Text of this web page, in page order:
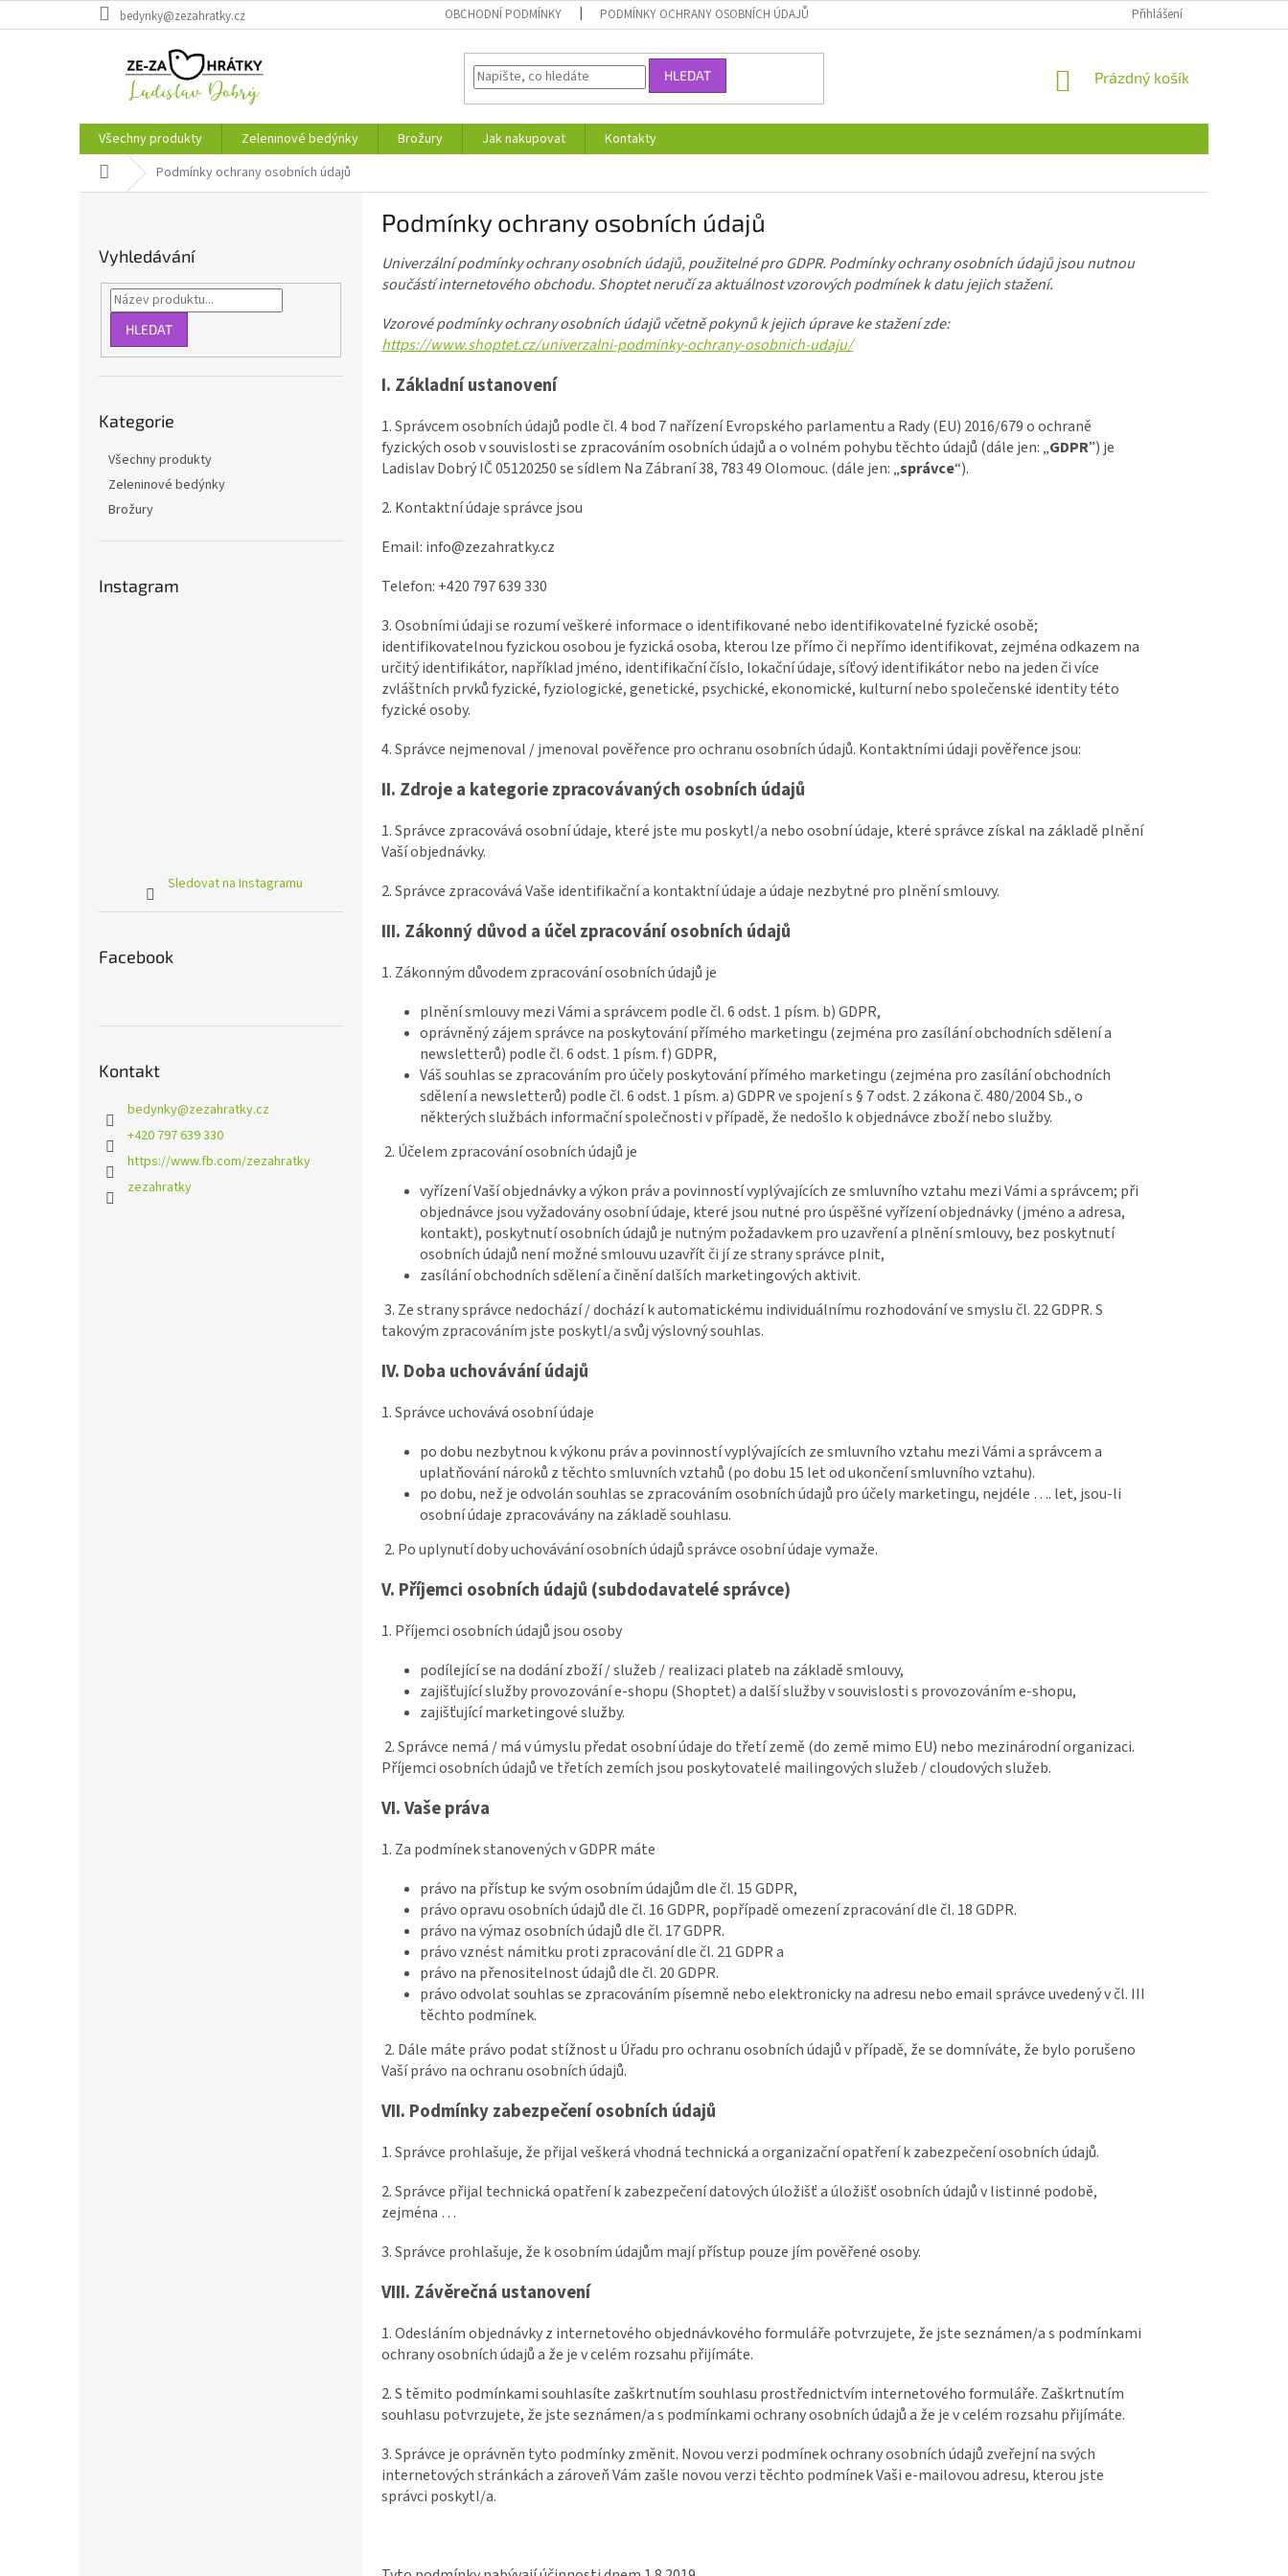
na
bedynky@zezahratky.cz OBCHODNÍ PODMÍNKY PODMÍNKY OCHRANY OSOBNÍCH ÚDAJŮ Přihlášení
HLEDAT
NÁKUPNÍ
Prázdný košík
Všechny produkty Zeleninové bedýnky Brožury Jak nakupovat
Kontakty
Domů Podmínky ochrany osobních údajů
Vyhledávání
HLEDAT
kategorie
Kategorie
Všechny produkty
Zeleninové bedýnky
Brožury
Instagram
Sledovat na Instagramu
Facebook
Kontakt
bedynky@zezahratky.cz
+420 797 639 330
https://www.fb.com/zezahratky
zezahratky
Podmínky ochrany osobních údajů
Univerzální podmínky ochrany osobních údajů, použitelné pro GDPR. Podmínky ochrany osobních údajů jsou nutnou
součástí internetového obchodu. Shoptet neručí za aktuálnost vzorových podmínek k datu jejich stažení.
Vzorové podmínky ochrany osobních údajů včetně pokynů k jejich úprave ke stažení zde:
https://www.shoptet.cz/univerzalni-podminky-ochrany-osobnich-udaju/
I. Základní ustanovení
1. Správcem osobních údajů podle čl. 4 bod 7 nařízení Evropského parlamentu a Rady (EU) 2016/679 o ochraně
fyzických osob v souvislosti se zpracováním osobních údajů a o volném pohybu těchto údajů (dále jen: „GDPR”) je
Ladislav Dobrý IČ 05120250 se sídlem Na Zábraní 38, 783 49 Olomouc. (dále jen: „správce“).
2. Kontaktní údaje správce jsou
Email: info@zezahratky.cz
Telefon: +420 797 639 330
3. Osobními údaji se rozumí veškeré informace o identifikované nebo identifikovatelné fyzické osobě;
identifikovatelnou fyzickou osobou je fyzická osoba, kterou lze přímo či nepřímo identifikovat, zejména odkazem na
určitý identifikátor, například jméno, identifikační číslo, lokační údaje, síťový identifikátor nebo na jeden či více
zvláštních prvků fyzické, fyziologické, genetické, psychické, ekonomické, kulturní nebo společenské identity této
fyzické osoby.
4. Správce nejmenoval / jmenoval pověřence pro ochranu osobních údajů. Kontaktními údaji pověřence jsou:
II. Zdroje a kategorie zpracovávaných osobních údajů
1. Správce zpracovává osobní údaje, které jste mu poskytl/a nebo osobní údaje, které správce získal na základě plnění
Vaší objednávky.
2. Správce zpracovává Vaše identifikační a kontaktní údaje a údaje nezbytné pro plnění smlouvy.
III. Zákonný důvod a účel zpracování osobních údajů
1. Zákonným důvodem zpracování osobních údajů je
plnění smlouvy mezi Vámi a správcem podle čl. 6 odst. 1 písm. b) GDPR,
oprávněný zájem správce na poskytování přímého marketingu (zejména pro zasílání obchodních sdělení a
newsletterů) podle čl. 6 odst. 1 písm. f) GDPR,
Váš souhlas se zpracováním pro účely poskytování přímého marketingu (zejména pro zasílání obchodních
sdělení a newsletterů) podle čl. 6 odst. 1 písm. a) GDPR ve spojení s § 7 odst. 2 zákona č. 480/2004 Sb., o
některých službách informační společnosti v případě, že nedošlo k objednávce zboží nebo služby.
2. Účelem zpracování osobních údajů je
vyřízení Vaší objednávky a výkon práv a povinností vyplývajících ze smluvního vztahu mezi Vámi a správcem; při
objednávce jsou vyžadovány osobní údaje, které jsou nutné pro úspěšné vyřízení objednávky (jméno a adresa,
kontakt), poskytnutí osobních údajů je nutným požadavkem pro uzavření a plnění smlouvy, bez poskytnutí
osobních údajů není možné smlouvu uzavřít či jí ze strany správce plnit,
zasílání obchodních sdělení a činění dalších marketingových aktivit.
3. Ze strany správce nedochází / dochází k automatickému individuálnímu rozhodování ve smyslu čl. 22 GDPR. S
takovým zpracováním jste poskytl/a svůj výslovný souhlas.
IV. Doba uchovávání údajů
1. Správce uchovává osobní údaje
po dobu nezbytnou k výkonu práv a povinností vyplývajících ze smluvního vztahu mezi Vámi a správcem a
uplatňování nároků z těchto smluvních vztahů (po dobu 15 let od ukončení smluvního vztahu).
po dobu, než je odvolán souhlas se zpracováním osobních údajů pro účely marketingu, nejdéle …. let, jsou-li
osobní údaje zpracovávány na základě souhlasu.
2. Po uplynutí doby uchovávání osobních údajů správce osobní údaje vymaže.
V. Příjemci osobních údajů (subdodavatelé správce)
1. Příjemci osobních údajů jsou osoby
podílející se na dodání zboží / služeb / realizaci plateb na základě smlouvy,
zajišťující služby provozování e-shopu (Shoptet) a další služby v souvislosti s provozováním e-shopu,
zajišťující marketingové služby.
2. Správce nemá / má v úmyslu předat osobní údaje do třetí země (do země mimo EU) nebo mezinárodní organizaci.
Příjemci osobních údajů ve třetích zemích jsou poskytovatelé mailingových služeb / cloudových služeb.
VI.Vaše práva
1. Za podmínek stanovených v GDPR máte
právo na přístup ke svým osobním údajům dle čl. 15 GDPR,
právo opravu osobních údajů dle čl. 16 GDPR, popřípadě omezení zpracování dle čl. 18 GDPR.
právo na výmaz osobních údajů dle čl. 17 GDPR.
právo vznést námitku proti zpracování dle čl. 21 GDPR a
právo na přenositelnost údajů dle čl. 20 GDPR.
právo odvolat souhlas se zpracováním písemně nebo elektronicky na adresu nebo email správce uvedený v čl. III
těchto podmínek.
2. Dále máte právo podat stížnost u Úřadu pro ochranu osobních údajů v případě, že se domníváte, že bylo porušeno
Vaší právo na ochranu osobních údajů.
VII. Podmínky zabezpečení osobních údajů
1. Správce prohlašuje, že přijal veškerá vhodná technická a organizační opatření k zabezpečení osobních údajů.
2. Správce přijal technická opatření k zabezpečení datových úložišť a úložišť osobních údajů v listinné podobě,
zejména …
3. Správce prohlašuje, že k osobním údajům mají přístup pouze jím pověřené osoby.
VIII. Závěrečná ustanovení
1. Odesláním objednávky z internetového objednávkového formuláře potvrzujete, že jste seznámen/a s podmínkami
ochrany osobních údajů a že je v celém rozsahu přijímáte.
2. S těmito podmínkami souhlasíte zaškrtnutím souhlasu prostřednictvím internetového formuláře. Zaškrtnutím
souhlasu potvrzujete, že jste seznámen/a s podmínkami ochrany osobních údajů a že je v celém rozsahu přijímáte.
3. Správce je oprávněn tyto podmínky změnit. Novou verzi podmínek ochrany osobních údajů zveřejní na svých
internetových stránkách a zároveň Vám zašle novou verzi těchto podmínek Vaši e-mailovou adresu, kterou jste
správci poskytl/a.